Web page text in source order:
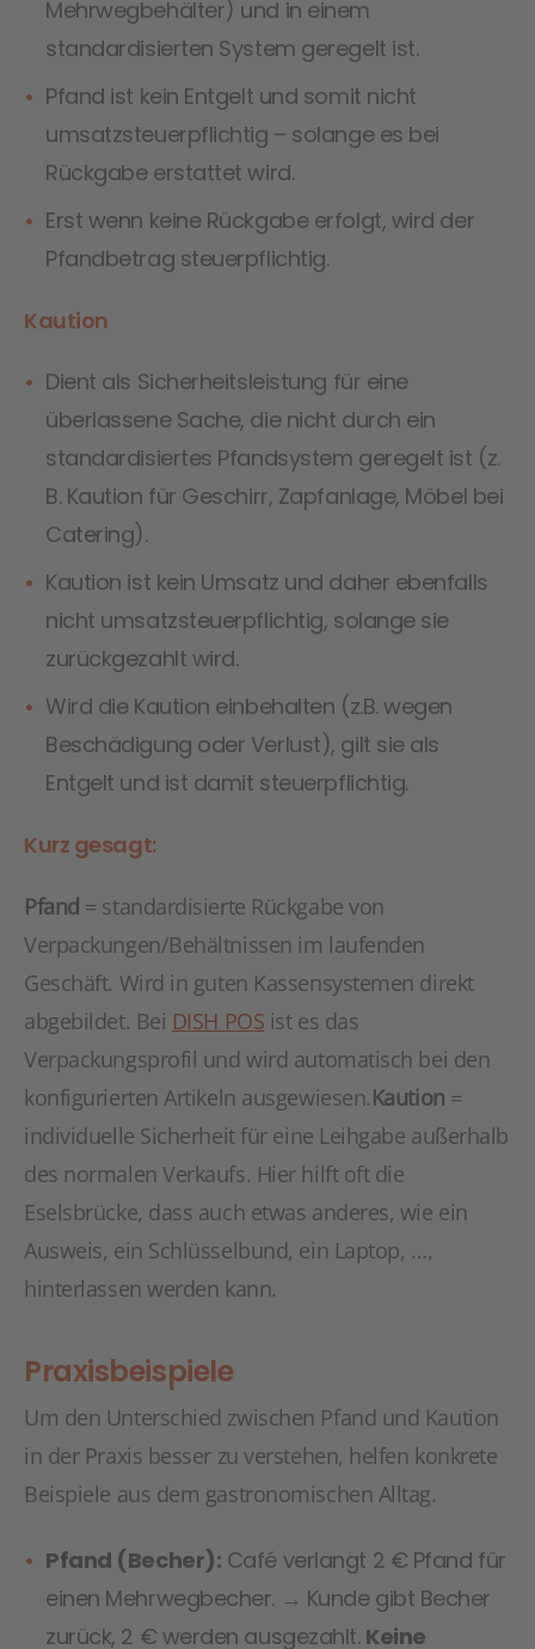
Mehrwegbehälter) und in einem
standardisierten System geregelt ist.
Pfand ist kein Entgelt und somit nicht
umsatzsteuerpflichtig – solange es bei
Rückgabe erstattet wird.
Erst wenn keine Rückgabe erfolgt, wird der
Pfandbetrag steuerpflichtig.
Kaution
Dient als Sicherheitsleistung für eine
überlassene Sache, die nicht durch ein
standardisiertes Pfandsystem geregelt ist (z.
B. Kaution für Geschirr, Zapfanlage, Möbel bei
Catering).
Kaution ist kein Umsatz und daher ebenfalls
nicht umsatzsteuerpflichtig, solange sie
zurückgezahlt wird.
Wird die Kaution einbehalten (z.B. wegen
Beschädigung oder Verlust), gilt sie als
Entgelt und ist damit steuerpflichtig.
Kurz gesagt:
Pfand = standardisierte Rückgabe von
Verpackungen/Behältnissen im laufenden
Geschäft. Wird in guten Kassensystemen direkt
abgebildet. Bei DISH POS ist es das
Verpackungsprofil und wird automatisch bei den
konfigurierten Artikeln ausgewiesen.Kaution =
individuelle Sicherheit für eine Leihgabe außerhalb
des normalen Verkaufs. Hier hilft oft die
Eselsbrücke, dass auch etwas anderes, wie ein
Ausweis, ein Schlüsselbund, ein Laptop, …,
hinterlassen werden kann.
Praxisbeispiele
Um den Unterschied zwischen Pfand und Kaution
in der Praxis besser zu verstehen, helfen konkrete
Beispiele aus dem gastronomischen Alltag.
Pfand (Becher): Café verlangt 2 € Pfand für
einen Mehrwegbecher. → Kunde gibt Becher
zurück, 2 € werden ausgezahlt. Keine